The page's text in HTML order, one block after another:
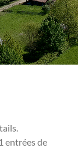
entrées de